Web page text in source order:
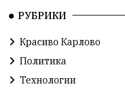
гражданска позиция
справедливост
Изкуственият интелект
РУБРИКИ
Красиво Карлово
Политика
Технологии